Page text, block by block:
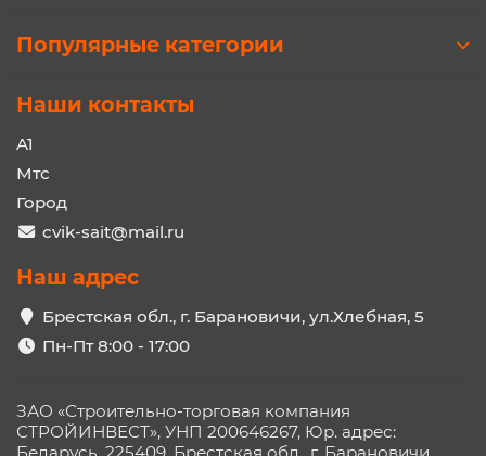
Популярные категории
Наши контакты
A1
Мтс
Город
cvik-sait@mail.ru
Наш адрес
Брестская обл., г. Барановичи, ул.Хлебная, 5
Пн-Пт 8:00 - 17:00
ЗАО «Строительно-торговая компания
СТРОЙИНВЕСТ», УНП 200646267, Юр. адрес: